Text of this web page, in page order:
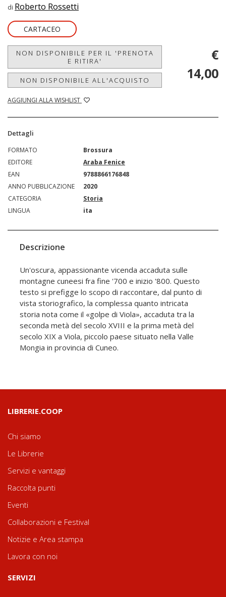
di Roberto Rossetti
CARTACEO
NON DISPONIBILE PER IL 'PRENOTA
E RITIRA'
NON DISPONIBILE ALL'ACQUISTO
AGGIUNGI ALLA WISHLIST
€
14,00
Dettagli
FORMATO
Brossura
EDITORE
Araba Fenice
EAN
9788866176848
ANNO PUBBLICAZIONE
2020
CATEGORIA
Storia
LINGUA
ita
Descrizione
Un'oscura, appassionante vicenda accaduta sulle
montagne cuneesi fra fine '700 e inizio '800. Questo
testo si prefigge lo scopo di raccontare, dal punto di
vista storiografico, la complessa quanto intricata
storia nota come il «golpe di Viola», accaduta tra la
seconda metà del secolo XVIII e la prima metà del
secolo XIX a Viola, piccolo paese situato nella Valle
Mongia in provincia di Cuneo.
LIBRERIE.COOP
Chi siamo
Le Librerie
Servizi e vantaggi
Raccolta punti
Eventi
Collaborazioni e Festival
Notizie e Area stampa
Lavora con noi
SERVIZI